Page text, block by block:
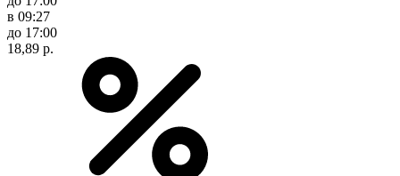
в 09:27
до 17:00
18,89 р.